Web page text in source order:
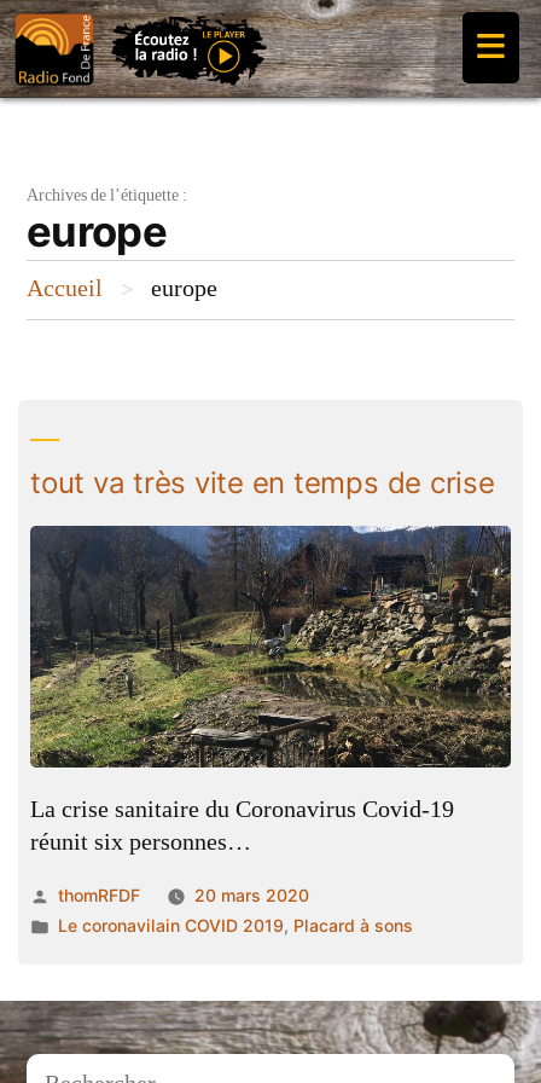
Aller
au
contenu
≡
Archives de l’étiquette :
europe
Accueil > europe
tout va très vite en temps de crise
La crise sanitaire du Coronavirus Covid-19
réunit six personnes…
Publié
par
thomRFDF
20 mars 2020
Publié
Le coronavilain COVID 2019, Placard à sons
Rechercher :